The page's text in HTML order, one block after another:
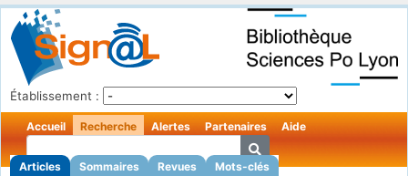
Établissement :
Accueil Recherche
Articles Sommaires Revues Mots-clés
Alertes Partenaires Aide